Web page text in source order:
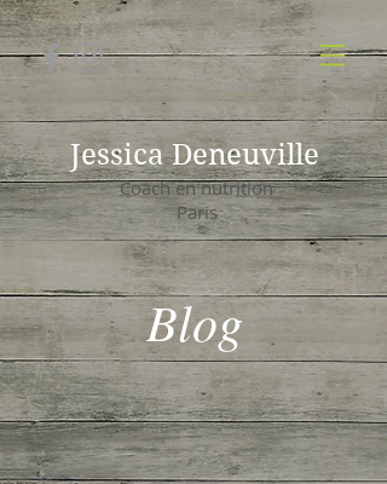
Jessica Deneuville
Coach en nutrition
Paris
Blog